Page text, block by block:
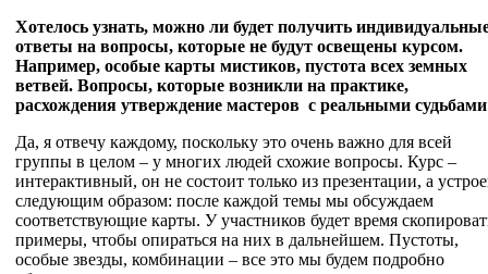
Хотелось узнать, можно ли будет получить
ответы на вопросы, которые не будут освещены курсом.
Например, особые карты мистиков, пустота всех земных
ветвей. Вопросы, которые возникли на практике,
расхождения утверждение мастеров с реальными
Да, я отвечу каждому, поскольку это очень важно для всей
группы в целом – у многих людей схожие вопросы. Курс –
интерактивный, он не состоит только из презентации, а
следующим образом: после каждой темы мы обсуждаем
соответствующие карты. У участников будет время
примеры, чтобы опираться на них в дальнейшем. Пустоты,
особые звезды, комбинации – все это мы будем подробно